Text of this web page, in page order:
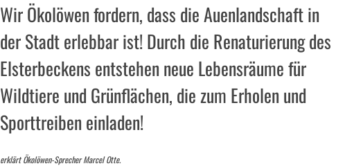
Wir Ökolöwen fordern, dass die Auenlandschaft in
der Stadt erlebbar ist! Durch die Renaturierung des
Elsterbeckens entstehen neue Lebensräume für
Wildtiere und Grünflächen, die zum Erholen und
Sporttreiben einladen!
erklärt Ökolöwen-Sprecher Marcel Otte.